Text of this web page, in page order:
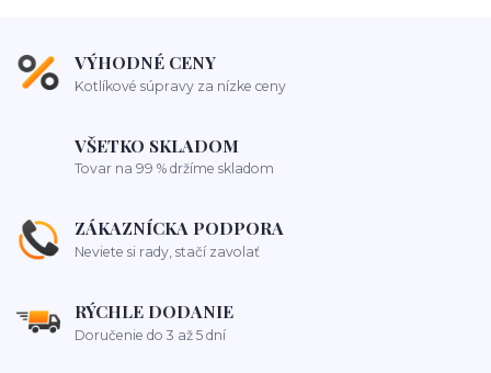
VÝHODNÉ CENY
Kotlíkové súpravy za nízke ceny
VŠETKO SKLADOM
Tovar na 99 % držíme skladom
ZÁKAZNÍCKA PODPORA
Neviete si rady, stačí zavolať
RÝCHLE DODANIE
Doručenie do 3 až 5 dní